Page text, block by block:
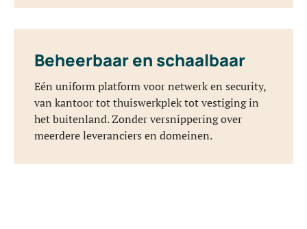
Beheerbaar en schaalbaar
Eén uniform platform voor netwerk en security,
van kantoor tot thuiswerkplek tot vestiging in
het buitenland. Zonder versnippering over
meerdere leveranciers en domeinen.